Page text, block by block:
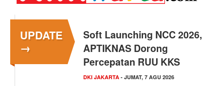
UPDATE
→
Menkop Bawa Semangat
Koperasi ke Festival
Lembah Baliem Wamena
NASIONAL- JUMAT, 7 AGU 2026